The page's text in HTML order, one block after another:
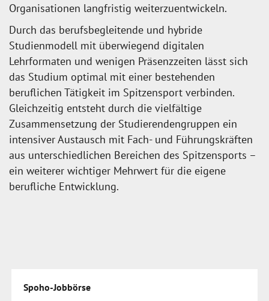
Organisationen langfristig weiterzuentwickeln.
Durch das berufsbegleitende und hybride
Studienmodell mit überwiegend digitalen
Lehrformaten und wenigen Präsenzzeiten lässt sich
das Studium optimal mit einer bestehenden
beruflichen Tätigkeit im Spitzensport verbinden.
Gleichzeitig entsteht durch die vielfältige
Zusammensetzung der Studierendengruppen ein
intensiver Austausch mit Fach- und Führungskräften
aus unterschiedlichen Bereichen des Spitzensports –
ein weiterer wichtiger Mehrwert für die eigene
berufliche Entwicklung.
Spoho-Jobbörse